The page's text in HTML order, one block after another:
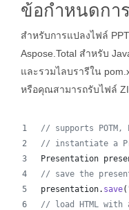
ข้อกำหนดกา
สำหรับการแปลงไฟล์
Aspose.Total สำหรับ
และรวมไลบรารีใน
หรือคุณสามารถรับไฟล์
// supports POTM,
// instantiate a
Presentation
// save the
presentation. save(
// load HTML with